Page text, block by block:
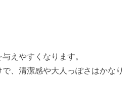
与えやすくなります。
、清潔感や大人っぽさはかなり